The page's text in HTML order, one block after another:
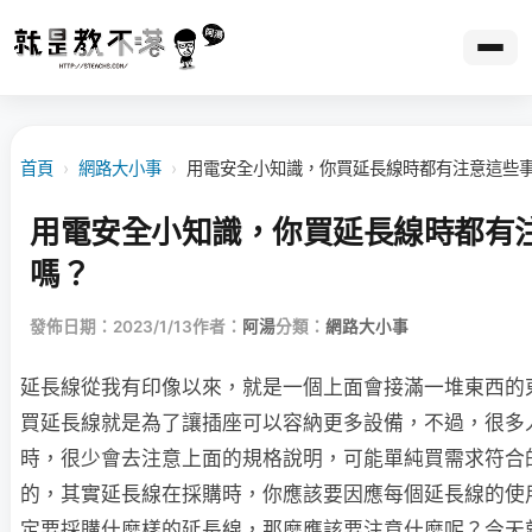
首頁 › 網路大小事 › 用電安全小知識，你買延長線時都有注意這些
用電安全小知識，你買延長線時都有
嗎？
發佈日期：2023/1/13作者： 阿湯分類： 網路大小事
延長線從我有印像以來，就是一個上面會接滿一堆東西
買延長線就是為了讓插座可以容納更多設備，不過，很
時，很少會去注意上面的規格說明，可能單純買需求符合
的，其實延長線在採購時，你應該要因應每個延長線的